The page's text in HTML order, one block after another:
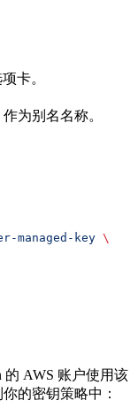
卡。
作为别名名称。
managed-key \
的 AWS 账户使用该
的密钥策略中：